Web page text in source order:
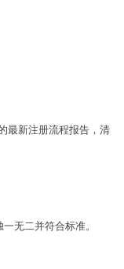
最新注册流程报告，清
无二并符合标准。